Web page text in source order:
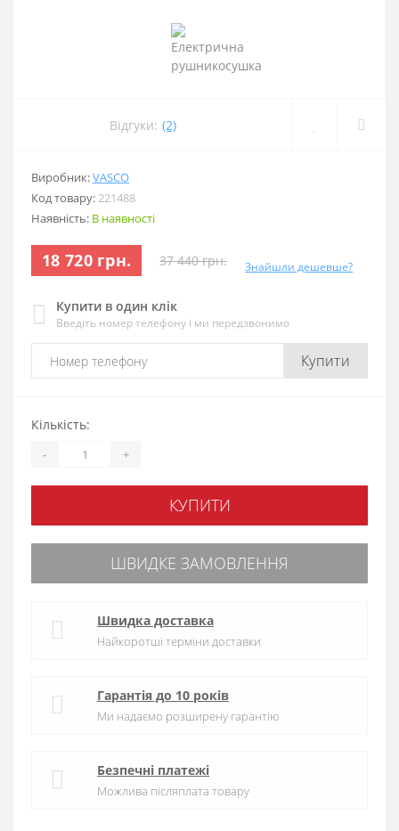
Відгуки: (2)
Виробник:VASCO
Код товару:221488
Наявність: В наявності
18 720 грн. 37 440 грн. Знайшли дешевше?
Купити в один клік
Введіть номер телефону і ми передзвонимо
Купити
Кількість:
- +
КУПИТИ
ШВИДКЕ ЗАМОВЛЕННЯ
Швидка доставка
Найкоротші терміни доставки
Гарантія до 10 років
Ми надаємо розширену гарантію
Безпечні платежі
Можлива післяплата товару